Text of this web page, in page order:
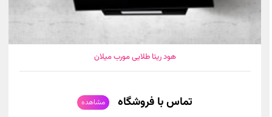
هود ریتا طلایی مورب میلان
تماس با فروشگاه مشاهده